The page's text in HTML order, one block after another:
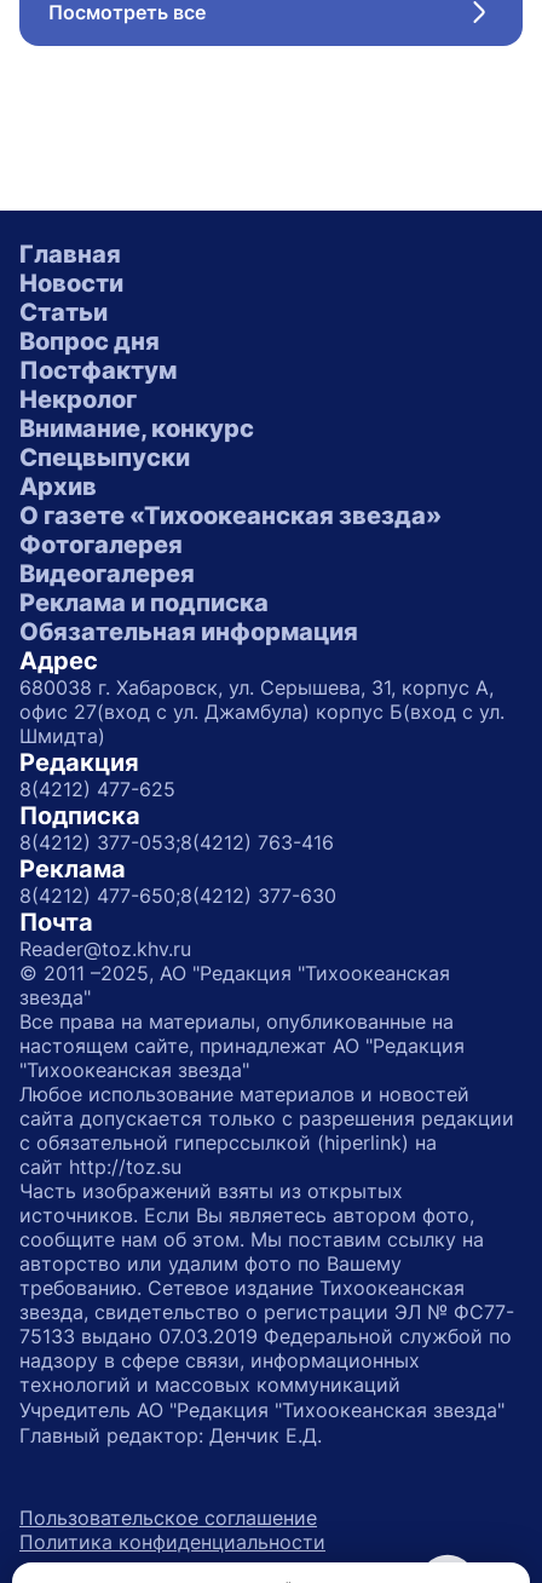
Посмотреть все
Главная
Новости
Статьи
Вопрос дня
Постфактум
Некролог
Внимание, конкурс
Спецвыпуски
Архив
О газете «Тихоокеанская звезда»
Фотогалерея
Видеогалерея
Реклама и подписка
Обязательная информация
Адрес
680038 г. Хабаровск, ул. Серышева, 31, корпус А,
офис 27(вход с ул. Джамбула) корпус Б(вход с ул.
Шмидта)
Редакция
8(4212) 477-625
Подписка
8(4212) 377-053;8(4212) 763-416
Реклама
8(4212) 477-650;8(4212) 377-630
Почта
Reader@toz.khv.ru
© 2011 –2025, АО "Редакция "Тихоокеанская
звезда"
Все права на материалы, опубликованные на
настоящем сайте, принадлежат АО "Редакция
"Тихоокеанская звезда"
Любое использование материалов и новостей
сайта допускается только с разрешения редакции
с обязательной гиперссылкой (hiperlink) на
сайт http://toz.su
Часть изображений взяты из открытых
источников. Если Вы являетесь автором фото,
сообщите нам об этом. Мы поставим ссылку на
авторство или удалим фото по Вашему
требованию. Сетевое издание Тихоокеанская
звезда, свидетельство о регистрации ЭЛ № ФС77-
75133 выдано 07.03.2019 Федеральной службой по
надзору в сфере связи, информационных
технологий и массовых коммуникаций
Учредитель АО "Редакция "Тихоокеанская звезда"
Главный редактор: Денчик Е.Д.
Пользовательское соглашение
Политика конфиденциальности